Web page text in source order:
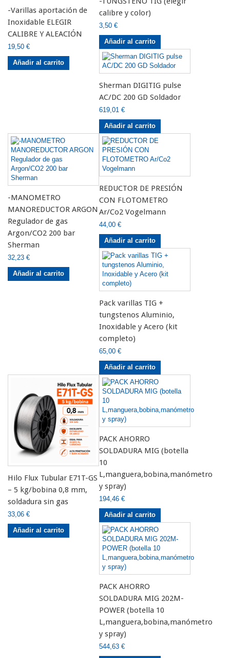
-Varillas aportación de
Inoxidable ELEGIR
CALIBRE Y ALEACIÓN
19,50 €
Añadir al carrito
calibre y color)
3,50 €
Añadir al carrito
Sherman DIGITIG pulse
AC/DC 200 GD Soldador
619,01 €
Añadir al carrito
-MANOMETRO
MANOREDUCTOR ARGON
Regulador de gas
Argon/CO2 200 bar
Sherman
32,23 €
Añadir al carrito
REDUCTOR DE PRESIÓN
CON FLOTOMETRO
Ar/Co2 Vogelmann
44,00 €
Añadir al carrito
Pack varillas TIG +
tungstenos Aluminio,
Inoxidable y Acero (kit
completo)
65,00 €
Añadir al carrito
Hilo Flux Tubular E71T-GS
– 5 kg/bobina 0,8 mm,
soldadura sin gas
33,06 €
Añadir al carrito
PACK AHORRO
SOLDADURA MIG (botella
10
L,manguera,bobina,manómetro
y spray)
194,46 €
Añadir al carrito
PACK AHORRO
SOLDADURA MIG 202M-
POWER (botella 10
L,manguera,bobina,manómetro
y spray)
544,63 €